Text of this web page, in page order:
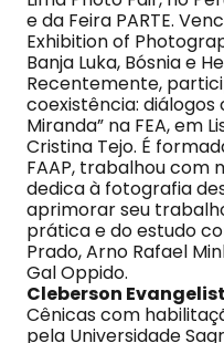
e da Feira PARTE.
Exhibition of
Banja Luka, Bósnia e
Recentemente,
coexistência:
Miranda” na FEA, em
Cristina Tejo. É
FAAP, trabalhou com
dedica à fotografia
aprimorar seu
prática e do estudo
Prado, Arno Rafael
Gal Oppido.
Cleberson
Cênicas com
pela Universidade